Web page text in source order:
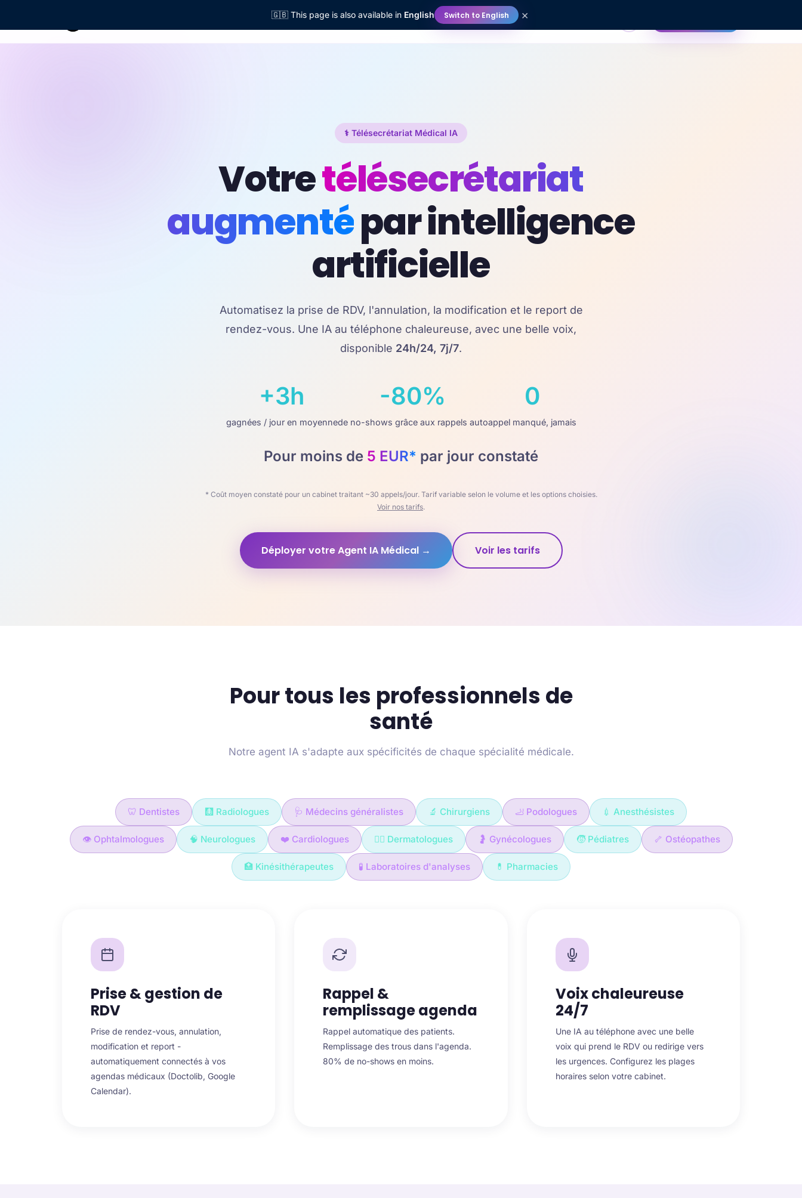
🇬🇧 This page is also available in English Switch to English ×
Plateforme Industries Ressources Entreprise Tarifs
⚕️ Télésecrétariat Médical IA
Votretélésecrétariat
augmentépar intelligence
artificielle
Automatisez la prise de RDV, l'annulation, la modification et le report de
rendez-vous. Une IA au téléphone chaleureuse, avec une belle voix,
disponible 24h/24, 7j/7.
+3h
gagnées / jour en moyenne
-80%
de no-shows grâce aux rappels auto
0
appel manqué, jamais
Pour moins de 5 EUR* par jour constaté
* Coût moyen constaté pour un cabinet traitant ~30 appels/jour. Tarif variable selon le volume et les options choisies.
Voir nos tarifs.
Déployer votre Agent IA Médical → Voir les tarifs
Pour tous les professionnels de
santé
Notre agent IA s'adapte aux spécificités de chaque spécialité médicale.
🦷 Dentistes 🩻 Radiologues 🩺 Médecins généralistes 🔬 Chirurgiens 🦶 Podologues 💉 Anesthésistes
👁️ Ophtalmologues 🧠 Neurologues ❤️ Cardiologues 🧑‍⚕️ Dermatologues 🤰 Gynécologues 🧒 Pédiatres 🦴 Ostéopathes
🏥 Kinésithérapeutes 🧪 Laboratoires d'analyses 💊 Pharmacies
Prise & gestion de
RDV
Prise de rendez-vous, annulation,
modification et report -
automatiquement connectés à vos
agendas médicaux (Doctolib, Google
Calendar).
Rappel &
remplissage agenda
Rappel automatique des patients.
Remplissage des trous dans l'agenda.
80% de no-shows en moins.
Voix chaleureuse
24/7
Une IA au téléphone avec une belle
voix qui prend le RDV ou redirige vers
les urgences. Configurez les plages
horaires selon votre cabinet.